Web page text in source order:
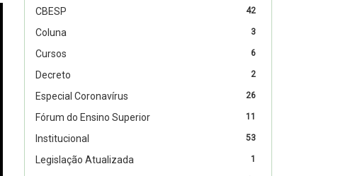
42
CBESP
3
Coluna
6
Cursos
2
Decreto
26
Especial Coronavírus
11
Fórum do Ensino Superior
53
Institucional
1
Legislação Atualizada